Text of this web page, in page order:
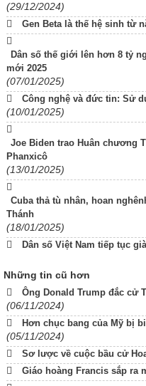
(29/12/2024)
Gen Beta là thế hệ sinh từ
Dân số thế giới lên hơn 8 tỷ
mới 2025
(07/01/2025)
Công nghệ và đức tin: Sử
(10/01/2025)
Joe Biden trao Huân chương
Phanxicô
(13/01/2025)
Cuba thả tù nhân, hoan
Thánh
(18/01/2025)
Dân số Việt Nam tiếp tục
Những tin cũ hơn
Ông Donald Trump đắc cử
(06/11/2024)
Hơn chục bang của Mỹ bị
(05/11/2024)
Sơ lược về cuộc bầu cử
Giáo hoàng Francis sắp ra